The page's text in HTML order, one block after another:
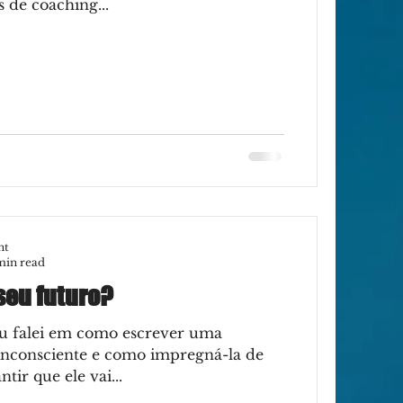
de coaching...
futuro?
falei em como escrever uma
e como impregná-la de
que ele vai...
read